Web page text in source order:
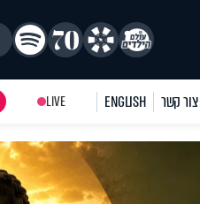
צור קשר ENGLISH
LIVE